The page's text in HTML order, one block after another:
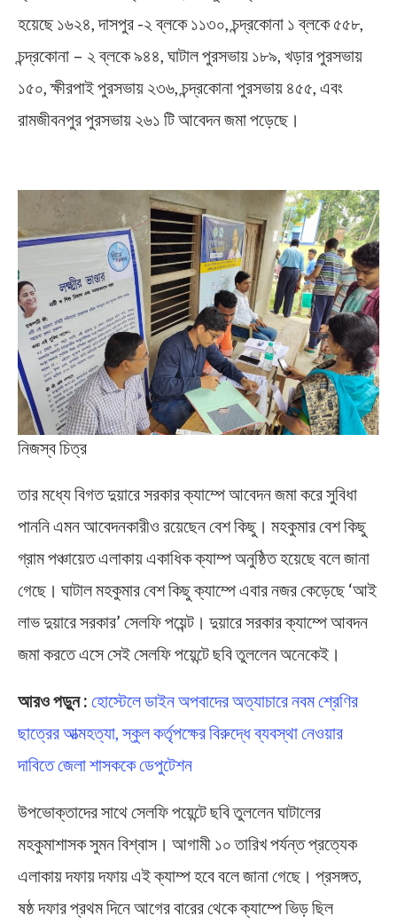
হয়েছে ১৬২৪, দাসপুর -২ ব্লকে ১১৩০, চন্দ্রকোনা ১ ব্লকে ৫৫৮,
চন্দ্রকোনা – ২ ব্লকে ৯৪৪, ঘাটাল পুরসভায় ১৮৯, খড়ার পুরসভায়
১৫০, ক্ষীরপাই পুরসভায় ২৩৬, চন্দ্রকোনা পুরসভায় ৪৫৫, এবং
রামজীবনপুর পুরসভায় ২৬১ টি আবেদন জমা পড়েছে।
নিজস্ব চিত্র
তার মধ্যে বিগত দুয়ারে সরকার ক্যাম্পে আবেদন জমা করে সুবিধা
পাননি এমন আবেদনকারীও রয়েছেন বেশ কিছু। মহকুমার বেশ কিছু
গ্রাম পঞ্চায়েত এলাকায় একাধিক ক্যাম্প অনুষ্ঠিত হয়েছে বলে জানা
গেছে। ঘাটাল মহকুমার বেশ কিছু ক্যাম্পে এবার নজর কেড়েছে ‘আই
লাভ দুয়ারে সরকার’ সেলফি পয়েন্ট। দুয়ারে সরকার ক্যাম্পে আবদন
জমা করতে এসে সেই সেলফি পয়েন্টে ছবি তুললেন অনেকেই।
আরও পড়ুন : হোস্টেলে ডাইন অপবাদের অত্যাচারে নবম শ্রেণির
ছাত্রের আত্মহত্যা, স্কুল কর্তৃপক্ষের বিরুদ্ধে ব্যবস্থা নেওয়ার
দাবিতে জেলা শাসককে ডেপুটেশন
উপভোক্তাদের সাথে সেলফি পয়েন্টে ছবি তুললেন ঘাটালের
মহকুমাশাসক সুমন বিশ্বাস। আগামী ১০ তারিখ পর্যন্ত প্রত্যেক
এলাকায় দফায় দফায় এই ক্যাম্প হবে বলে জানা গেছে। প্রসঙ্গত,
ষষ্ঠ দফার প্রথম দিনে আগের বারের থেকে ক্যাম্পে ভিড় ছিল